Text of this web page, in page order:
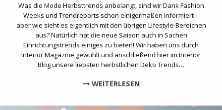
Was die Mode Herbsttrends anbelangt, sind wir Dank Fashion
Weeks und Trendreports schon einigermaßen informiert –
aber wie sieht es eigentlich mit den übrigen Lifestyle-Bereichen
aus? Natürlich hat die neue Saison auch in Sachen
Einrichtungstrends einiges zu bieten! Wir haben uns durch
Interior Magazine gewühlt und anschließend hier im Interior
Blog unsere liebsten herbstlichen Deko Trends…
WEITERLESEN